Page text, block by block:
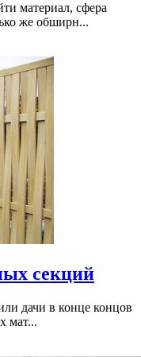
материал, сфера
же обширн...
секций
дачи в конце концов
мат...